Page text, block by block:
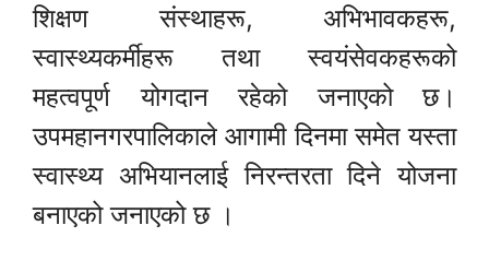
शिक्षण संस्थाहरू, अभिभावकहरू,
स्वास्थ्यकर्मीहरू तथा स्वयंसेवकहरूको
महत्वपूर्ण योगदान रहेको जनाएको छ।
उपमहानगरपालिकाले आगामी दिनमा समेत यस्ता
स्वास्थ्य अभियानलाई निरन्तरता दिने योजना
बनाएको जनाएको छ ।